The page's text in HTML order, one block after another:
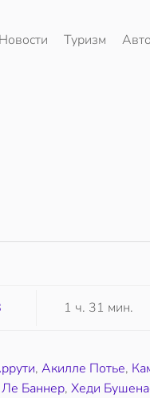
Новости Туризм Авто
1 ч. 31 мин.
,Акилле Потье,
Баннер,Хеди